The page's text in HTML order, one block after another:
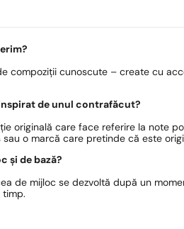
compoziții cunoscute – create cu
de unul contrafăcut?
originală care face referire la note
o marcă care pretinde că este
și de bază?
de mijloc se dezvoltă după un
timp.